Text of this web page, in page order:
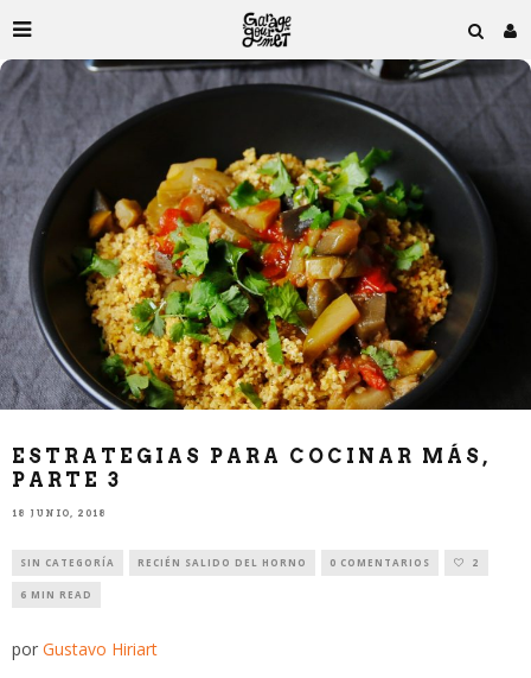
ESTRATEGIAS PARA COCINAR MÁS,
PARTE 3
18 JUNIO, 2018
SIN CATEGORÍA RECIÉN SALIDO DEL HORNO 0 COMENTARIOS 2
6 MIN READ
por Gustavo Hiriart